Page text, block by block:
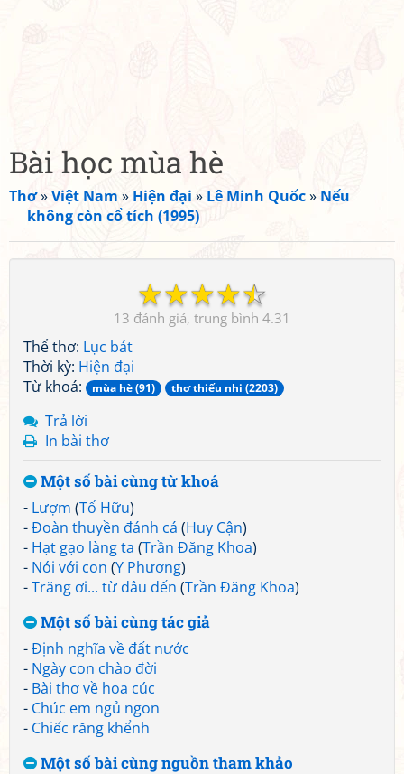
Bài học mùa hè
Thơ»Việt Nam » Hiện đại » Lê Minh Quốc» Nếu
không còn cổ tích (1995)
☆
☆
☆
☆
☆
13 4.31
Thể thơ: Lục bát
Thời kỳ: Hiện đại
Từ khoá:
mùa hè (91) thơ thiếu nhi (2203)
Trả lời
In bài thơ
Một số bài cùng từ khoá
- Lượm (Tố Hữu)
-Đoàn thuyền đánh cá (Huy Cận)
- Hạt gạo làng ta (Trần Đăng Khoa)
- Nói với con (Y Phương)
-Trăng ơi... từ đâu đến (Trần Đăng Khoa)
Một số bài cùng tác giả
-Định nghĩa về đất nước
- Ngày con chào đời
- Bài thơ về hoa cúc
- Chúc em ngủ ngon
- Chiếc răng khểnh
Một số bài cùng nguồn tham khảo